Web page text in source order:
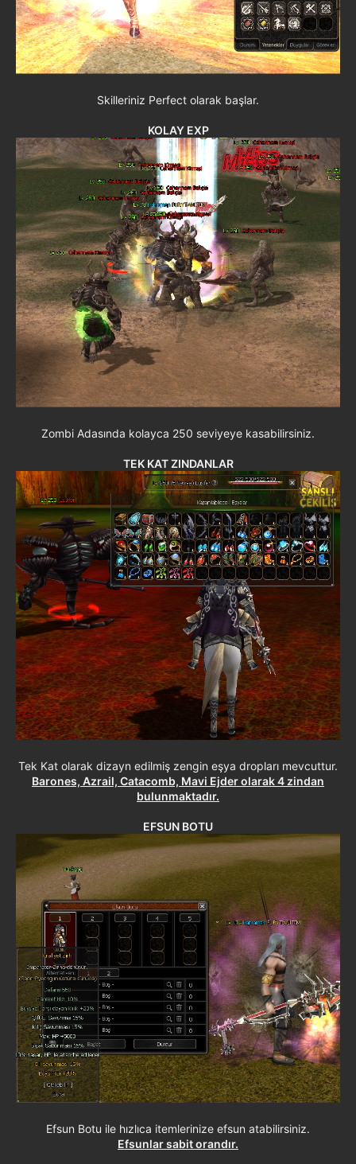
Skilleriniz Perfect olarak başlar.
KOLAY EXP
Zombi Adasında kolayca 250 seviyeye kasabilirsiniz.
TEK KAT ZINDANLAR
Tek Kat olarak dizayn edilmiş zengin eşya dropları mevcuttur.
Barones, Azrail, Catacomb, Mavi Ejder olarak 4 zindan
bulunmaktadır.
EFSUN BOTU
Efsun Botu ile hızlıca itemlerinize efsun atabilirsiniz.
Efsunlar sabit orandır.